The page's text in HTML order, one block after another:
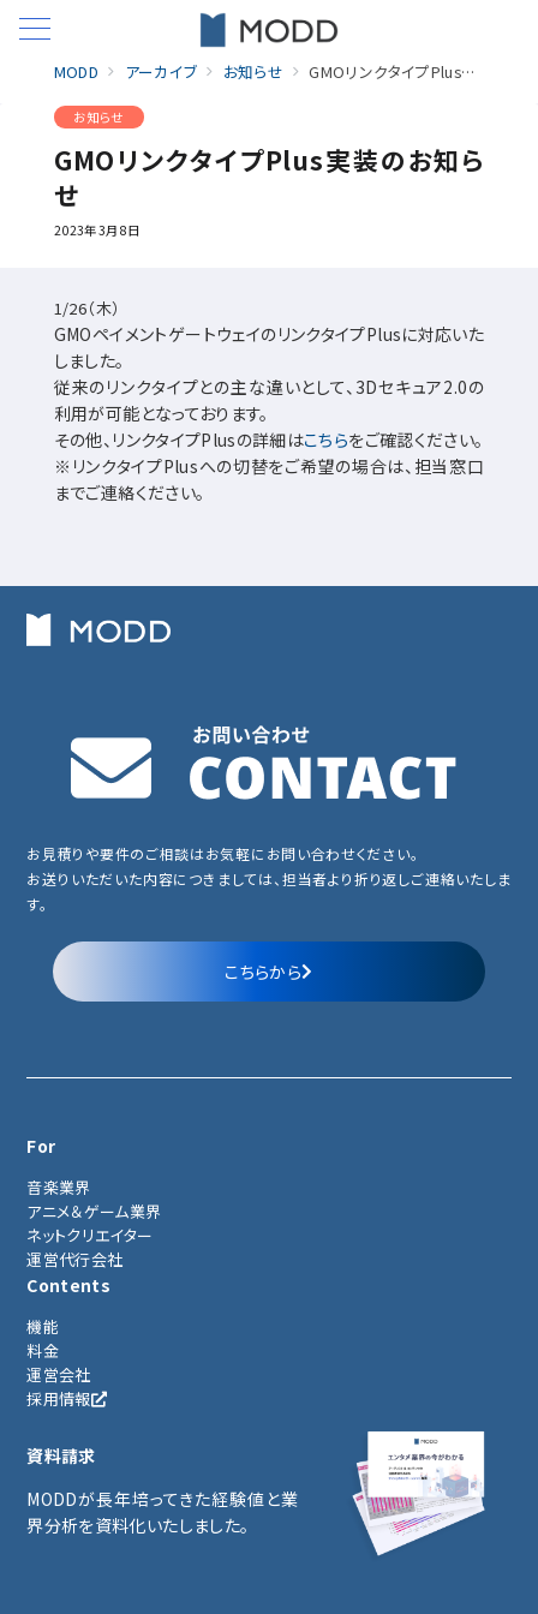
MODD アーカイブ お知らせ GMOリンクタイプPlus実装のお知らせ
お知らせ
GMOリンクタイプPlus実装のお知ら
せ
2023年3月8日
1/26（木）
GMOペイメントゲートウェイのリンクタイプPlusに対応いた
しました。
従来のリンクタイプとの主な違いとして、3Dセキュア2.0の
利用が可能となっております。
その他、リンクタイプPlusの詳細はこちらをご確認ください。
※リンクタイプPlusへの切替をご希望の場合は、担当窓口
までご連絡ください。
お見積りや要件のご相談はお気軽にお問い合わせください。
お送りいただいた内容につきましては、担当者より折り返しご連絡いたしま
す。
こちらから
For
音楽業界
アニメ＆ゲーム業界
ネットクリエイター
運営代行会社
Contents
機能
料金
運営会社
採用情報
資料請求
MODDが長年培ってきた経験値と業
界分析を資料化いたしました。